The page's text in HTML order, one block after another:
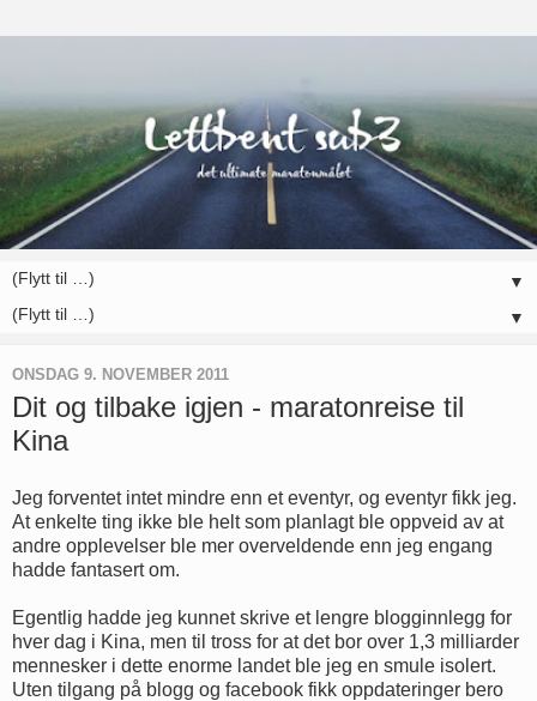
▼
▼
ONSDAG 9. NOVEMBER 2011
Dit og tilbake igjen - maratonreise til
Kina
Jeg forventet intet mindre enn et eventyr, og eventyr fikk jeg.
At enkelte ting ikke ble helt som planlagt ble oppveid av at
andre opplevelser ble mer overveldende enn jeg engang
hadde fantasert om.
Egentlig hadde jeg kunnet skrive et lengre blogginnlegg for
hver dag i Kina, men til tross for at det bor over 1,3 milliarder
mennesker i dette enorme landet ble jeg en smule isolert.
Uten tilgang på blogg og facebook fikk oppdateringer bero